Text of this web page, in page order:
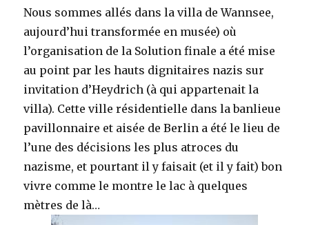
Nous sommes allés dans la villa de Wannsee,
aujourd’hui transformée en musée) où
l’organisation de la Solution finale a été mise
au point par les hauts dignitaires nazis sur
invitation d’Heydrich (à qui appartenait la
villa). Cette ville résidentielle dans la banlieue
pavillonnaire et aisée de Berlin a été le lieu de
l’une des décisions les plus atroces du
nazisme, et pourtant il y faisait (et il y fait) bon
vivre comme le montre le lac à quelques
mètres de là…